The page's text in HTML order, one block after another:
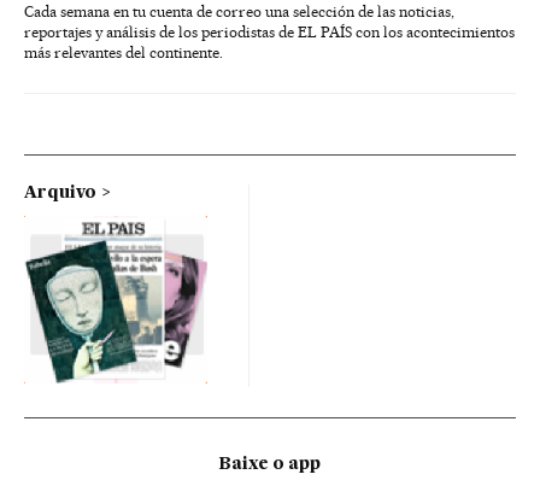
Cada semana en tu cuenta de correo una selección de las noticias,
reportajes y análisis de los periodistas de EL PAÍS con los acontecimientos
más relevantes del continente.
Arquivo
Baixe o app